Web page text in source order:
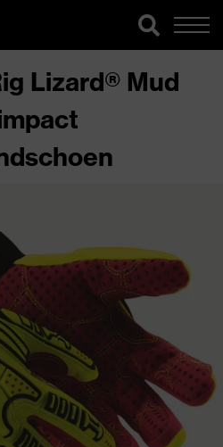
Lizard® Mud